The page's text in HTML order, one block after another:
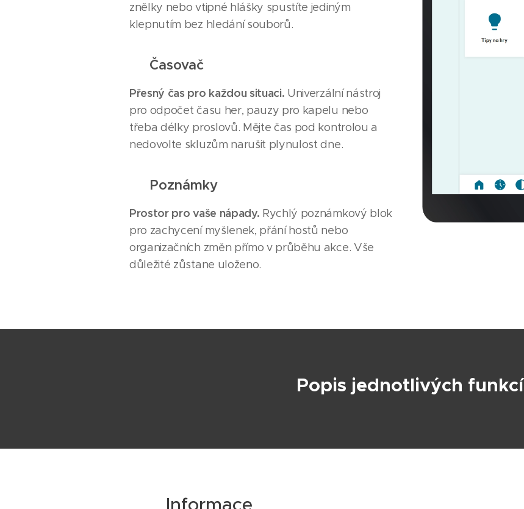
znělky nebo vtipné hlášky spustíte jediným
klepnutím bez hledání souborů.
Časovač
Přesný čas pro každou situaci. Univerzální nástroj
pro odpočet času her, pauzy pro kapelu nebo
třeba délky proslovů. Mějte čas pod kontrolou a
nedovolte skluzům narušit plynulost dne.
Poznámky
Prostor pro vaše nápady. Rychlý poznámkový blok
pro zachycení myšlenek, přání hostů nebo
organizačních změn přímo v průběhu akce. Vše
důležité zůstane uloženo.
Popis jednotlivých funkcí